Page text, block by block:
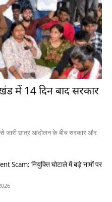
में 14 दिन बाद सरकार
से जारी छात्र आंदोलन के बीच सरकार और
Scam: नियुक्ति घोटाले में बड़े नामों पर